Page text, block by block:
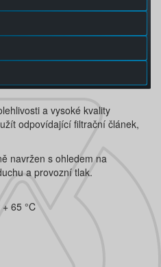
a vysoké kvality
odpovídající filtrační článek,
navržen s ohledem na
a provozní tlak.
65 °C